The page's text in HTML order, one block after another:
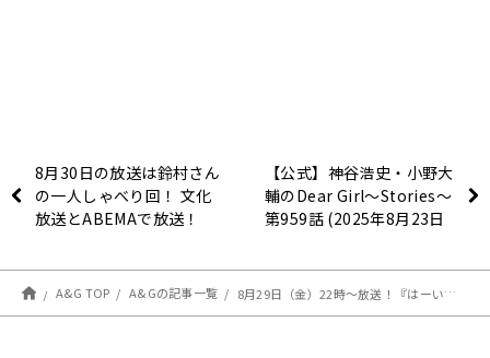
8月30日の放送は鈴村さん
の一人しゃべり回！ 文化
放送とABEMAで放送！
【公式】神谷浩史・小野大
輔のDear Girl〜Stories〜
第959話 (2025年8月23日
A&G TOP A&Gの記事一覧 8月29日（金）22時～放送！『はーい！鈴代です！ 今行きまーす！』#304